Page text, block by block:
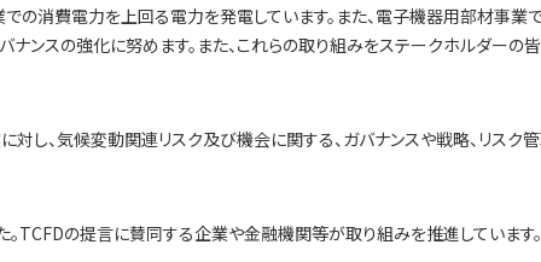
費電力を上回る電力を発電しています。また、電子機器用部材事
の強化に努めます。また、これらの取り組みをステークホルダーの
、気候変動関連リスク及び機会に関する、ガバナンスや戦略、リスク
TCFDの提言に賛同する企業や金融機関等が取り組みを推進しています。